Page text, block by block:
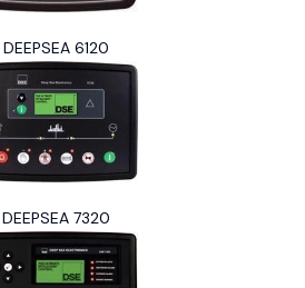
DEEPSEA 6120
DEEPSEA 7320